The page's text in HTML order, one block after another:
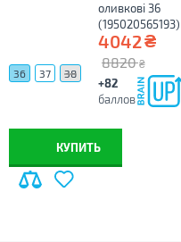
оливкові 36
(195020565193)
4042₴
8820 ₴
+82
баллов
36 37 38
КУПИТЬ